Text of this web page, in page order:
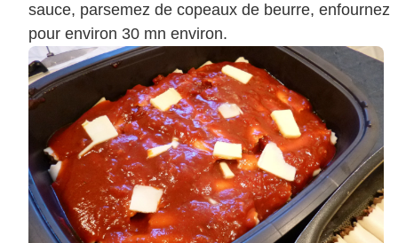
sauce, parsemez de copeaux de beurre, enfournez
pour environ 30 mn environ.